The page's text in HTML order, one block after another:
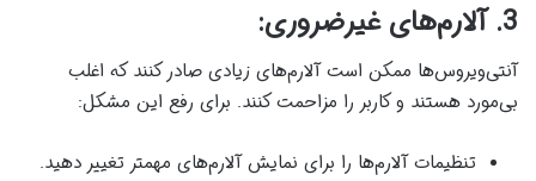
3. آلارم‌های غیرضروری:
آنتی‌ویروس‌ها ممکن است آلارم‌های زیادی صادر کنند که اغلب
بی‌مورد هستند و کاربر را مزاحمت کنند. برای رفع این مشکل:
تنظیمات آلارم‌ها را برای نمایش آلارم‌های مهمتر تغییر دهید.